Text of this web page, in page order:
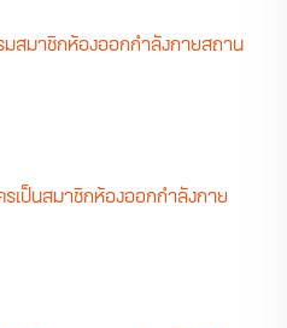
สมาชิกห้องออกกำลังกายสถาน
เป็นสมาชิกห้องออกกำลังกาย